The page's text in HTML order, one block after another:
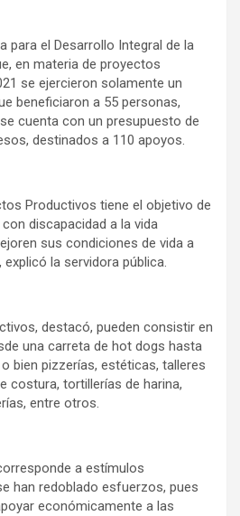
para el Desarrollo Integral de la
en materia de proyectos
se ejercieron solamente un
beneficiaron a 55 personas,
cuenta con un presupuesto de
destinados a 110 apoyos.
Productivos tiene el objetivo de
discapacidad a la vida
sus condiciones de vida a
la servidora pública.
destacó, pueden consistir en
una carreta de hot dogs hasta
bien pizzerías, estéticas, talleres
costura, tortillerías de harina,
entre otros.
a estímulos
han redoblado esfuerzos, pues
económicamente a las